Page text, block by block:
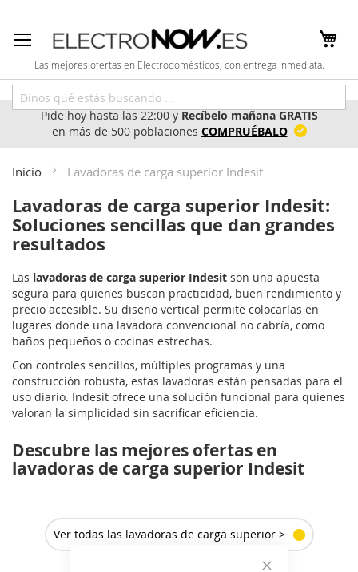
al
contenido
Las mejores ofertas en Electrodomésticos, con entrega inmediata.
Pide hoy hasta las 22:00 yRecíbelo mañana GRATIS
en más de 500 poblaciones COMPRUÉBALO
Inicio Lavadoras de carga superior Indesit
Lavadoras de carga superior Indesit:
Soluciones sencillas que dan grandes
resultados
Las lavadoras de carga superior Indesit son una apuesta
segura para quienes buscan practicidad, buen rendimiento y
precio accesible. Su diseño vertical permite colocarlas en
lugares donde una lavadora convencional no cabría, como
baños pequeños o cocinas estrechas.
Con controles sencillos, múltiples programas y una
construcción robusta, estas lavadoras están pensadas para el
uso diario. Indesit ofrece una solución funcional para quienes
valoran la simplicidad sin sacrificar eficiencia.
Descubre las mejores ofertas en
lavadoras de carga superior Indesit
Ver todas las lavadoras de carga superior >